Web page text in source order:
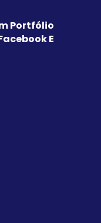
Portfólio
E